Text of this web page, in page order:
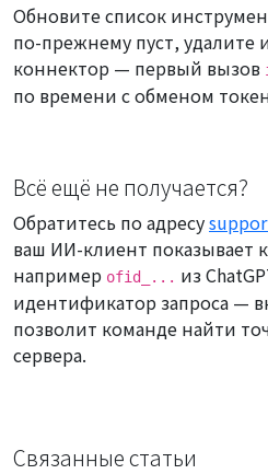
Обновите список
по-прежнему пуст, удалите
коннектор — первый вызов
по времени с обменом
Всё ещё не получается?
Обратитесь по адресу
ваш ИИ-клиент показывает
например ofid_... из
идентификатор запроса —
позволит команде найти
сервера.
Связанные статьи